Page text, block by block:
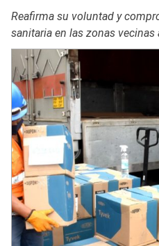
Reafirma su voluntad y
sanitaria en las zonas vecinas